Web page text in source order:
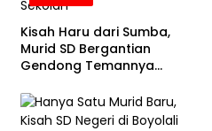
Kisah Haru dari Sumba,
Murid SD Bergantian
Gendong Temannya
Sekolah